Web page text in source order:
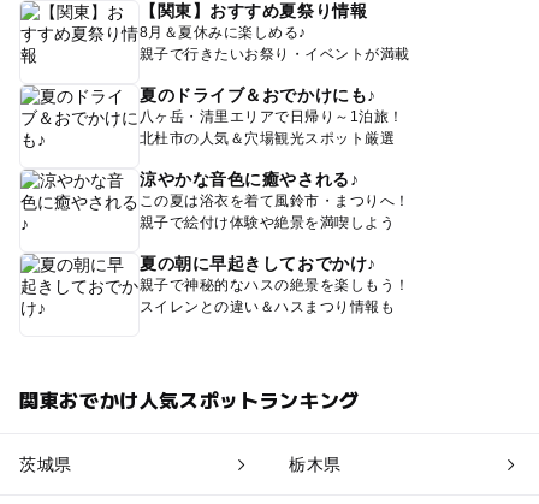
【関東】おすすめ夏祭り情報
8月＆夏休みに楽しめる♪
親子で行きたいお祭り・イベントが満載
夏のドライブ＆おでかけにも♪
八ヶ岳・清里エリアで日帰り～1泊旅！
北杜市の人気＆穴場観光スポット厳選
涼やかな音色に癒やされる♪
この夏は浴衣を着て風鈴市・まつりへ！
親子で絵付け体験や絶景を満喫しよう
夏の朝に早起きしておでかけ♪
親子で神秘的なハスの絶景を楽しもう！
スイレンとの違い＆ハスまつり情報も
関東おでかけ人気スポットランキング
茨城県 栃木県